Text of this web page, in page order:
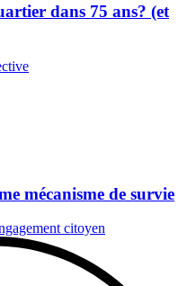
dans 75 ans? (et
mécanisme de survie
citoyen